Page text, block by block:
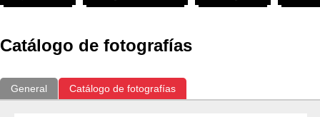
Catálogo de fotografías
General Catálogo de fotografías